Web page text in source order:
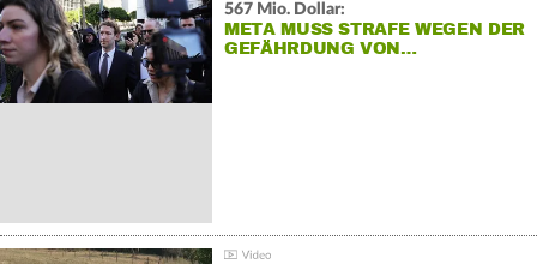
567 Mio. Dollar:
META MUSS STRAFE WEGEN DER
GEFÄHRDUNG VON…